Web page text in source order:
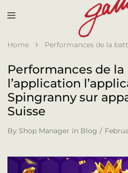
Galli
Home Performances de la
Performances de
l’application
Spingranny sur
Suisse
By Shop Manager in Blog